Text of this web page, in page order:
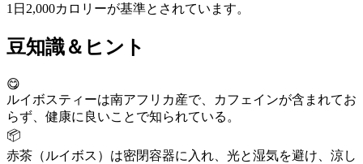
1日2,000カロリーが基準とされています。
豆知識＆ヒント
😋
ルイボスティーは南アフリカ産で、カフェインが含まれてお
らず、健康に良いことで知られている。
📦
赤茶（ルイボス）は密閉容器に入れ、光と湿気を避け、涼し